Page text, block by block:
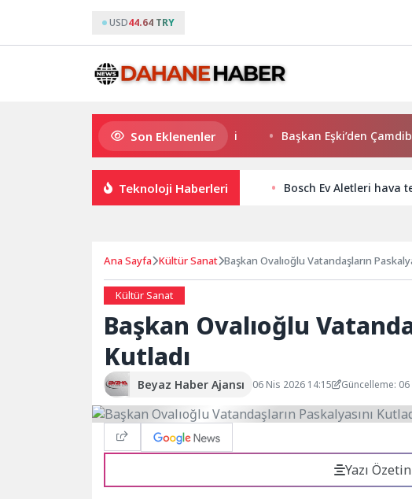
USD44.64 TRY
Son Eklenenler
K. Menderes’te AKTAŞ Bereketi Başkan Eşki’den Çamdibi
Teknoloji Haberleri Bosch Ev Aletleri hava
Ana Sayfa Kültür Sanat Başkan Ovalıoğlu Vatandaşların
Kültür Sanat
Başkan Ovalıoğlu
Kutladı
Beyaz Haber Ajansı 06 Nis 2026 14:15 Güncelleme:
Yazı